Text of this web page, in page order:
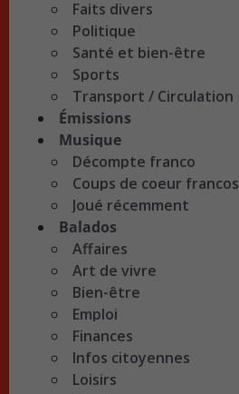
Faits divers
Politique
Santé et bien-être
Sports
Transport / Circulation
Émissions
Musique
Décompte franco
Coups de coeur francos
Joué récemment
Balados
Affaires
Art de vivre
Bien-être
Emploi
Finances
Infos citoyennes
Loisirs